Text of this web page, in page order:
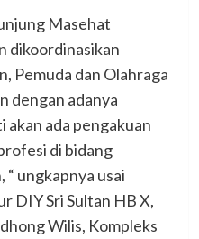
Masehat
dikoordinasikan
Pemuda dan Olahraga
dengan adanya
ada pengakuan
di bidang
“ ungkapnya usai
DIY Sri Sultan HB X,
Wilis, Kompleks